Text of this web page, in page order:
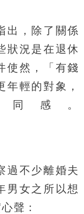
出，除了關係
狀況是在退休
使然，「有錢
年輕的對象，
感。
過不少離婚夫
男女之所以想
聲：